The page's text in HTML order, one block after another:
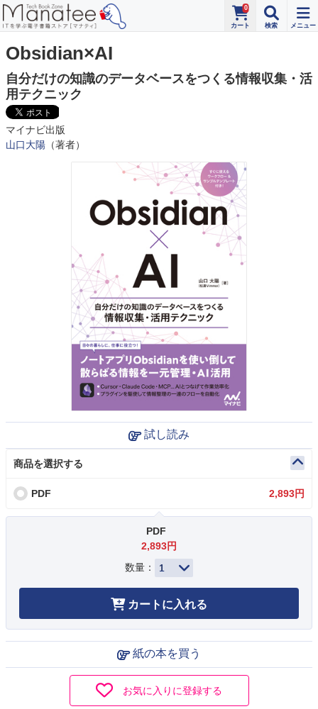
0
Obsidian×AI
自分だけの知識のデータベースをつくる情報収集・活
用テクニック
マイナビ出版
山口大陽 （著者）
試し読み
商品を選択する
PDF 2,893円
PDF
2,893円
数量：
カートに入れる
紙の本を買う
お気に入りに登録する